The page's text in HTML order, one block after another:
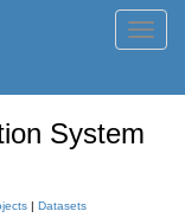
System
| Datasets